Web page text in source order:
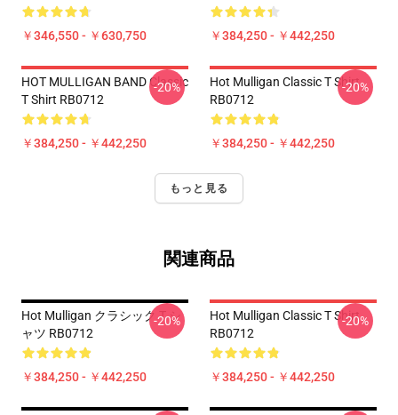
￥346,550 - ￥630,750 ￥384,250 - ￥442,250
HOT MULLIGAN BAND Classic
T Shirt RB0712
￥384,250 - ￥442,250
-20%
Hot Mulligan Classic T Shirt
RB0712
￥384,250 - ￥442,250
-20%
もっと見る
関連商品
Hot Mulligan クラシック T シ
ャツ RB0712
￥384,250 - ￥442,250
-20%
Hot Mulligan Classic T Shirt
RB0712
￥384,250 - ￥442,250
-20%